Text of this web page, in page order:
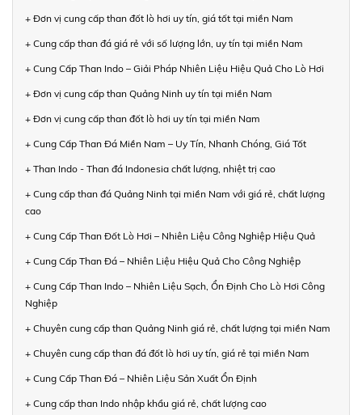
+ Đơn vị cung cấp than đốt lò hơi uy tín, giá tốt tại miền Nam
+ Cung cấp than đá giá rẻ với số lượng lớn, uy tín tại miền Nam
+ Cung Cấp Than Indo – Giải Pháp Nhiên Liệu Hiệu Quả Cho Lò Hơi
+ Đơn vị cung cấp than Quảng Ninh uy tín tại miền Nam
+ Đơn vị cung cấp than đốt lò hơi uy tín tại miền Nam
+ Cung Cấp Than Đá Miền Nam – Uy Tín, Nhanh Chóng, Giá Tốt
+ Than Indo - Than đá Indonesia chất lượng, nhiệt trị cao
+ Cung cấp than đá Quảng Ninh tại miền Nam với giá rẻ, chất lượng
cao
+ Cung Cấp Than Đốt Lò Hơi – Nhiên Liệu Công Nghiệp Hiệu Quả
+ Cung Cấp Than Đá – Nhiên Liệu Hiệu Quả Cho Công Nghiệp
+ Cung Cấp Than Indo – Nhiên Liệu Sạch, Ổn Định Cho Lò Hơi Công
Nghiệp
+ Chuyên cung cấp than Quảng Ninh giá rẻ, chất lượng tại miền Nam
+ Chuyên cung cấp than đá đốt lò hơi uy tín, giá rẻ tại miền Nam
+ Cung Cấp Than Đá – Nhiên Liệu Sản Xuất Ổn Định
+ Cung cấp than Indo nhập khẩu giá rẻ, chất lượng cao